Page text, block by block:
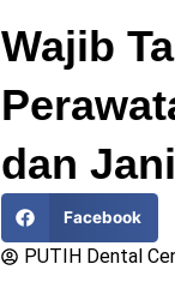
Wajib
dan
Facebook
PUTIH Dental